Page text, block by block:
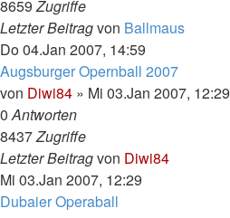
8659Zugriffe
Letzter Beitragvon Ballmaus
Do 04.Jan 2007, 14:59
Augsburger Opernball 2007
von Diwi84 » Mi 03.Jan 2007, 12:29
0Antworten
8437Zugriffe
Letzter Beitragvon Diwi84
Mi 03.Jan 2007, 12:29
Dubaier Operaball